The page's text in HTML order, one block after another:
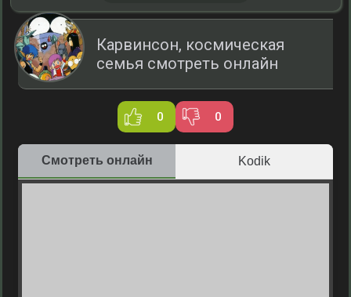
Карвинсон, космическая
семья смотреть онлайн
0 0
Смотреть онлайн Kodik